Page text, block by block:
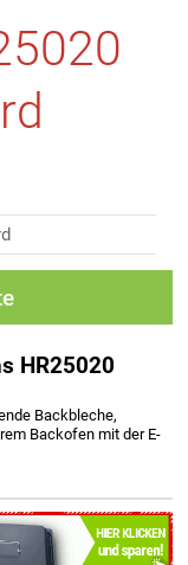
HR25020
Backbleche,
Backofen mit der E-